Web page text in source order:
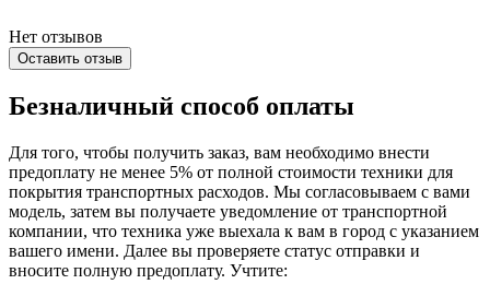
Нет отзывов
Оставить отзыв
Безналичный способ оплаты
Для того, чтобы получить заказ, вам необходимо внести
предоплату не менее 5% от полной стоимости техники для
покрытия транспортных расходов. Мы согласовываем с вами
модель, затем вы получаете уведомление от транспортной
компании, что техника уже выехала к вам в город с указанием
вашего имени. Далее вы проверяете статус отправки и
вносите полную предоплату. Учтите: